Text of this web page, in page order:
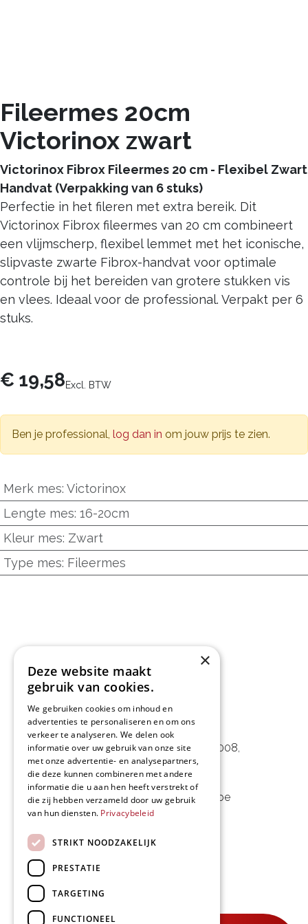
Fileermes 20cm
Victorinox zwart
Victorinox Fibrox Fileermes 20 cm - Flexibel Zwart
Handvat (Verpakking van 6 stuks)
Perfectie in het fileren met extra bereik. Dit
Victorinox Fibrox fileermes van 20 cm combineert
een vlijmscherp, flexibel lemmet met het iconische,
slipvaste zwarte Fibrox-handvat voor optimale
controle bij het bereiden van grotere stukken vis
en vlees. Ideaal voor de professional. Verpakt per 6
stuks.
€ 19,58Excl. BTW
Ben je professional, log dan in om jouw prijs te zien.
Merk mes: Victorinox
Lengte mes: 16-20cm
Kleur mes: Zwart
Type mes: Fileermes
L&D Foodpartner BV
Noorwegenstraat 29D, Haven 8008,
9940 Evergem, BE
09 253 49 57- mail@delmo.be
BE 0768.656.308
Volg ons
×
Deze website maakt
gebruik van cookies.
We gebruiken cookies om inhoud en
advertenties te personaliseren en om ons
verkeer te analyseren. We delen ook
informatie over uw gebruik van onze site
met onze advertentie- en analysepartners,
die deze kunnen combineren met andere
informatie die u aan hen heeft verstrekt of
die zij hebben verzameld door uw gebruik
van hun diensten. Privacybeleid
STRIKT NOODZAKELIJK
PRESTATIE
TARGETING
FUNCTIONEEL